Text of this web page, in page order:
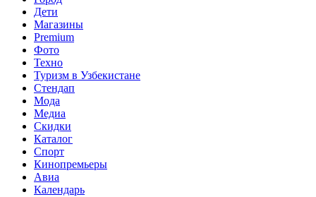
Дети
Магазины
Premium
Фото
Техно
Туризм в Узбекистане
Стендап
Мода
Медиа
Скидки
Каталог
Спорт
Кинопремьеры
Авиа
Календарь